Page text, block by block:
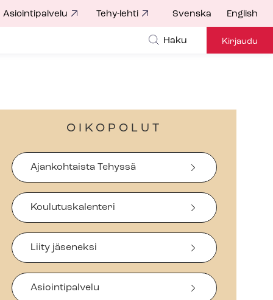
Asiointipalvelu Tehy-lehti Svenska English
Haku Kirjaudu
OIKOPOLUT
Ajankohtaista Tehyssä
Koulutuskalenteri
Liity jäseneksi
Asiointipalvelu